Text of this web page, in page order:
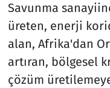
Savunma
üreten, enerji
alan, Afrika'dan
artıran, bölgesel
çözüm